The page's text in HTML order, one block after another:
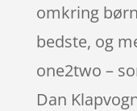
omkring
bedste, og
one2two –
Dan